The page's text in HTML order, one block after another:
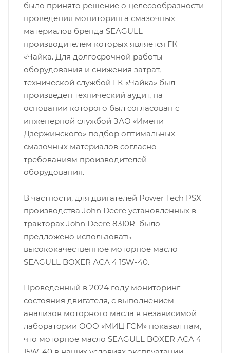
было принято решение о целесообразности
проведения мониторинга смазочных
материалов бренда SEAGULL
производителем которых является ГК
«Чайка. Для долгосрочной работы
оборудования и снижения затрат,
технической службой ГК «Чайка» был
произведен технический аудит, на
основании которого был согласован с
инженерной службой ЗАО «Имени
Дзержинского» подбор оптимальных
смазочных материалов согласно
требованиям производителей
оборудования.
В частности, для двигателей Power Tech PSX
производства John Deere установленных в
тракторах John Deere 8310R было
предложено использовать
высококачественное моторное масло
SEAGULL BOXER АСА 4 15W-40.
Проведенный в 2024 году мониторинг
состояния двигателя, с выполнением
анализов моторного масла в независимой
лаборатории ООО «МИЦ ГСМ» показал нам,
что моторное масло SEAGULL BOXER АСА 4